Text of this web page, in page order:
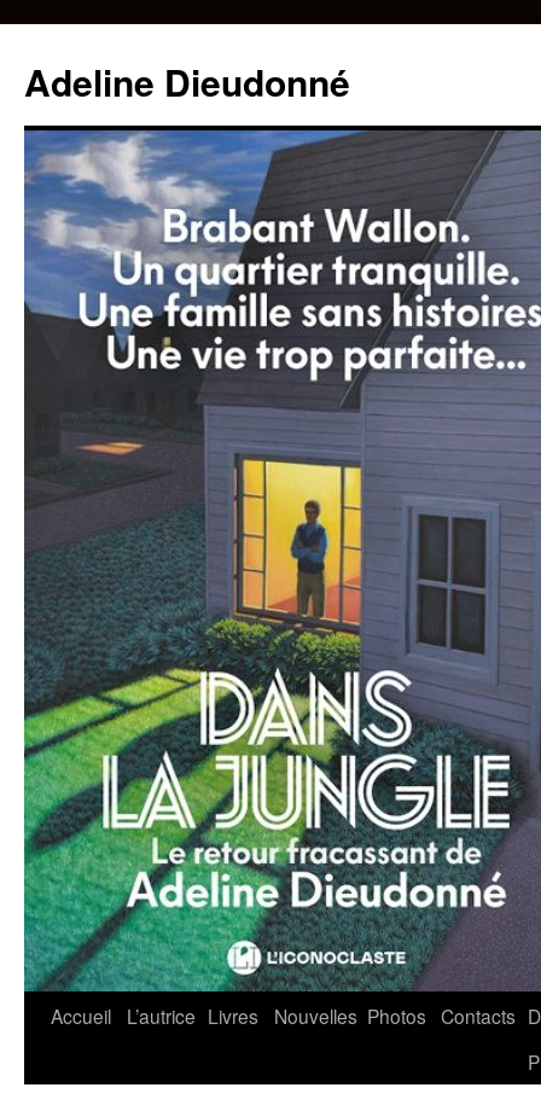
Adeline Dieudonné
Aller
Accueil L’autrice Livres Nouvelles Photos Contacts